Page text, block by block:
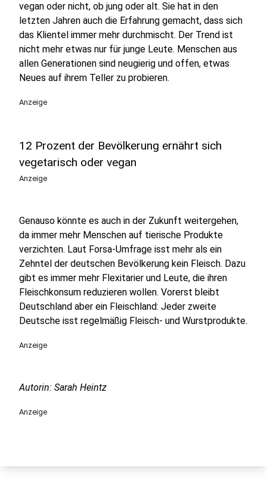
vegan oder nicht, ob jung oder alt. Sie hat in den
letzten Jahren auch die Erfahrung gemacht, dass sich
das Klientel immer mehr durchmischt. Der Trend ist
nicht mehr etwas nur für junge Leute. Menschen aus
allen Generationen sind neugierig und offen, etwas
Neues auf ihrem Teller zu probieren.
Anzeige
12 Prozent der Bevölkerung ernährt sich
vegetarisch oder vegan
Anzeige
Genauso könnte es auch in der Zukunft weitergehen,
da immer mehr Menschen auf tierische Produkte
verzichten. Laut Forsa-Umfrage isst mehr als ein
Zehntel der deutschen Bevölkerung kein Fleisch. Dazu
gibt es immer mehr Flexitarier und Leute, die ihren
Fleischkonsum reduzieren wollen. Vorerst bleibt
Deutschland aber ein Fleischland: Jeder zweite
Deutsche isst regelmäßig Fleisch- und Wurstprodukte.
Anzeige
Autorin: Sarah Heintz
Anzeige